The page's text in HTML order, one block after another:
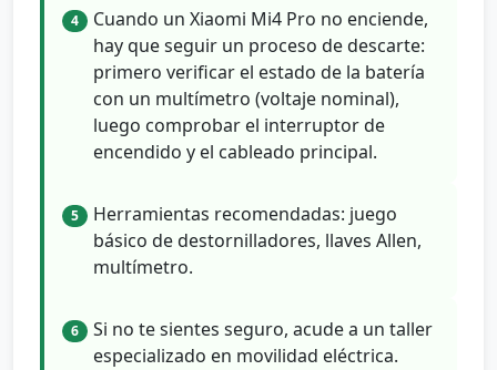
4
Cuando un Xiaomi Mi4 Pro no enciende,
hay que seguir un proceso de descarte:
primero verificar el estado de la batería
con un multímetro (voltaje nominal),
luego comprobar el interruptor de
encendido y el cableado principal.
5
Herramientas recomendadas: juego
básico de destornilladores, llaves Allen,
multímetro.
6
Si no te sientes seguro, acude a un taller
especializado en movilidad eléctrica.